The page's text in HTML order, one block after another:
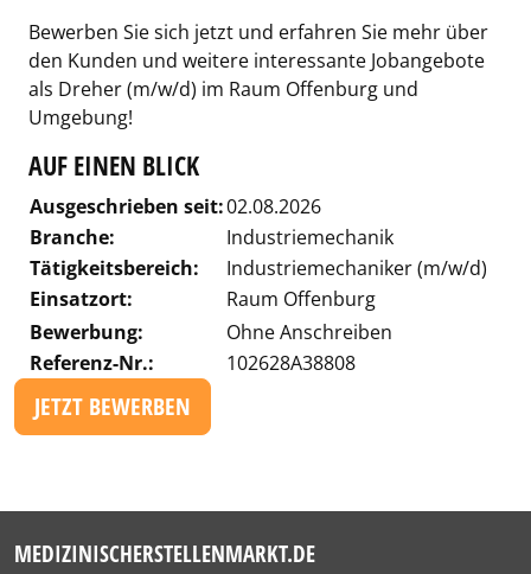
Bewerben Sie sich jetzt und erfahren Sie mehr über
den Kunden und weitere interessante Jobangebote
als Dreher (m/w/d) im Raum Offenburg und
Umgebung!
AUF EINEN BLICK
Ausgeschrieben seit:02.08.2026
Branche:
Industriemechanik
Tätigkeitsbereich:
Industriemechaniker (m/w/d)
Einsatzort:
Raum Offenburg
Bewerbung:
Ohne Anschreiben
Referenz-Nr.:
102628A38808
JETZT BEWERBEN
MEDIZINISCHERSTELLENMARKT.DE